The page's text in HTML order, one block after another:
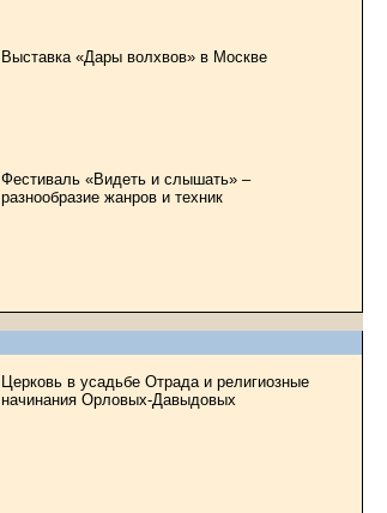
Выставка «Дары волхвов» в Москве
Фестиваль «Видеть и слышать» –
разнообразие жанров и техник
Церковь в усадьбе Отрада и религиозные
начинания Орловых-Давыдовых